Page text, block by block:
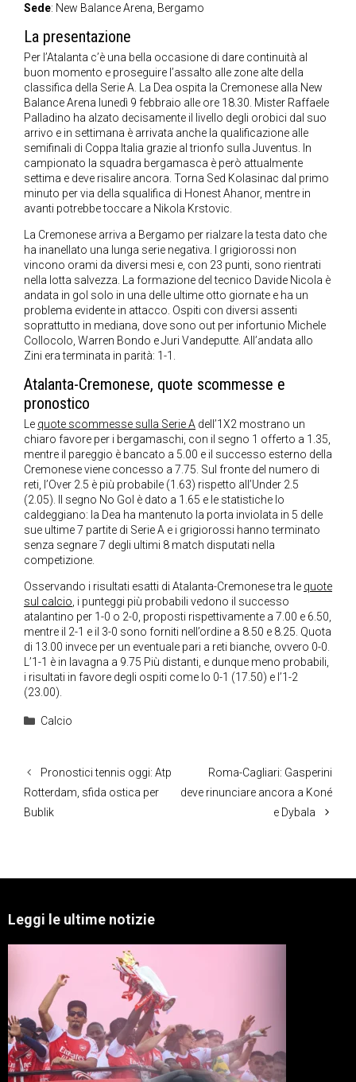
Sede: New Balance Arena, Bergamo
La presentazione
Per l’Atalanta c’è una bella occasione di dare continuità al
buon momento e proseguire l’assalto alle zone alte della
classifica della Serie A. La Dea ospita la Cremonese alla New
Balance Arena lunedì 9 febbraio alle ore 18.30. Mister Raffaele
Palladino ha alzato decisamente il livello degli orobici dal suo
arrivo e in settimana è arrivata anche la qualificazione alle
semifinali di Coppa Italia grazie al trionfo sulla Juventus. In
campionato la squadra bergamasca è però attualmente
settima e deve risalire ancora. Torna Sed Kolasinac dal primo
minuto per via della squalifica di Honest Ahanor, mentre in
avanti potrebbe toccare a Nikola Krstovic.
La Cremonese arriva a Bergamo per rialzare la testa dato che
ha inanellato una lunga serie negativa. I grigiorossi non
vincono orami da diversi mesi e, con 23 punti, sono rientrati
nella lotta salvezza. La formazione del tecnico Davide Nicola è
andata in gol solo in una delle ultime otto giornate e ha un
problema evidente in attacco. Ospiti con diversi assenti
soprattutto in mediana, dove sono out per infortunio Michele
Collocolo, Warren Bondo e Juri Vandeputte. All’andata allo
Zini era terminata in parità: 1-1.
Atalanta-Cremonese, quote scommesse e
pronostico
Le quote scommesse sulla Serie A dell’1X2 mostrano un
chiaro favore per i bergamaschi, con il segno 1 offerto a 1.35,
mentre il pareggio è bancato a 5.00 e il successo esterno della
Cremonese viene concesso a 7.75. Sul fronte del numero di
reti, l’Over 2.5 è più probabile (1.63) rispetto all’Under 2.5
(2.05). Il segno No Gol è dato a 1.65 e le statistiche lo
caldeggiano: la Dea ha mantenuto la porta inviolata in 5 delle
sue ultime 7 partite di Serie A e i grigiorossi hanno terminato
senza segnare 7 degli ultimi 8 match disputati nella
competizione.
Osservando i risultati esatti di Atalanta-Cremonese tra le quote
sul calcio, i punteggi più probabili vedono il successo
atalantino per 1-0 o 2-0, proposti rispettivamente a 7.00 e 6.50,
mentre il 2-1 e il 3-0 sono forniti nell’ordine a 8.50 e 8.25. Quota
di 13.00 invece per un eventuale pari a reti bianche, ovvero 0-0.
L’1-1 è in lavagna a 9.75 Più distanti, e dunque meno probabili,
i risultati in favore degli ospiti come lo 0-1 (17.50) e l’1-2
(23.00).
Categorie
Calcio
Pronostici tennis oggi: Atp
Rotterdam, sfida ostica per
Bublik
Roma-Cagliari: Gasperini
deve rinunciare ancora a Koné
e Dybala
Leggi le ultime notizie